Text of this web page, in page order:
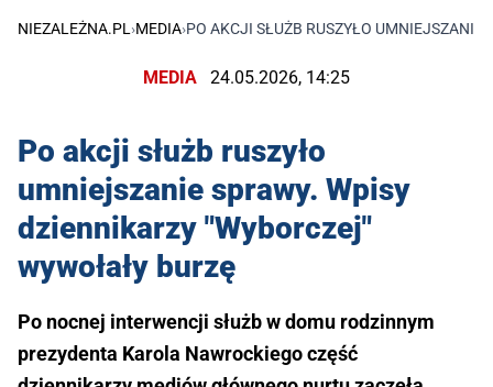
NIEZALEŻNA.PL ›MEDIA›PO AKCJI SŁUŻB RUSZYŁO UMNIEJSZANIE
MEDIA 24.05.2026, 14:25
Po akcji służb ruszyło
umniejszanie sprawy. Wpisy
dziennikarzy "Wyborczej"
wywołały burzę
Po nocnej interwencji służb w domu rodzinnym
prezydenta Karola Nawrockiego część